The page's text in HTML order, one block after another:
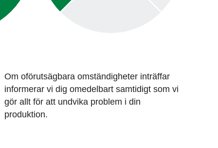
Om oförutsägbara omständigheter inträffar
informerar vi dig omedelbart samtidigt som vi
gör allt för att undvika problem i din
produktion.